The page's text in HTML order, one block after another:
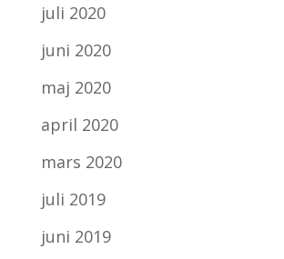
juli 2020
juni 2020
maj 2020
april 2020
mars 2020
juli 2019
juni 2019